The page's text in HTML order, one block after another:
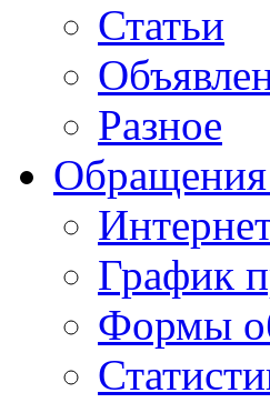
Статьи
Разное
График
Формы